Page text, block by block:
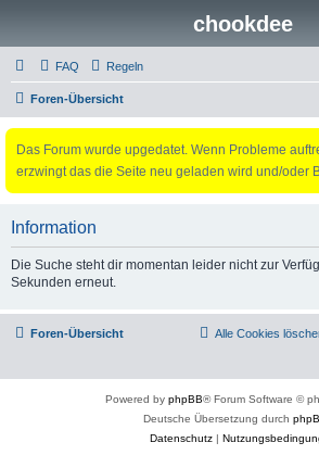
chookdee
FAQ Regeln
Foren-Übersicht
Das Forum wurde upgedatet. Wenn Probleme
erzwingt das die Seite neu geladen wird und/oder
Information
Die Suche steht dir momentan leider nicht zur
Sekunden erneut.
Foren-Übersicht Alle Cookies
Powered by phpBB® Forum Software ©
Deutsche Übersetzung durch
Datenschutz|